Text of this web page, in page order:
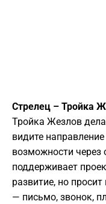
Стрелец – Тройка
Тройка Жезлов
видите
возможности через
поддерживает
развитие, но
— письмо, звонок,